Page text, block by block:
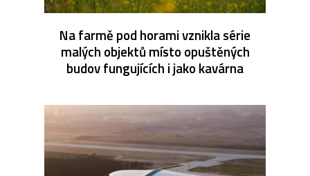
Na farmě pod horami vznikla série
malých objektů místo opuštěných
budov fungujících i jako kavárna